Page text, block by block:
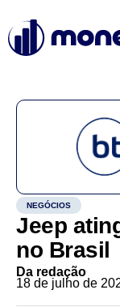
NEGÓCIOS
Jeep
no Brasil
Da redação
18 de julho de